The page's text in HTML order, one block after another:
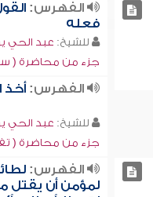
الفهرس:
فعله
للشيخ: عبد الحي
جزء من محاضرة ( سورة
الفهرس: أخذ
للشيخ: عبد الحي
جزء من محاضرة (
الفهرس:
لمؤمن أن يقتل